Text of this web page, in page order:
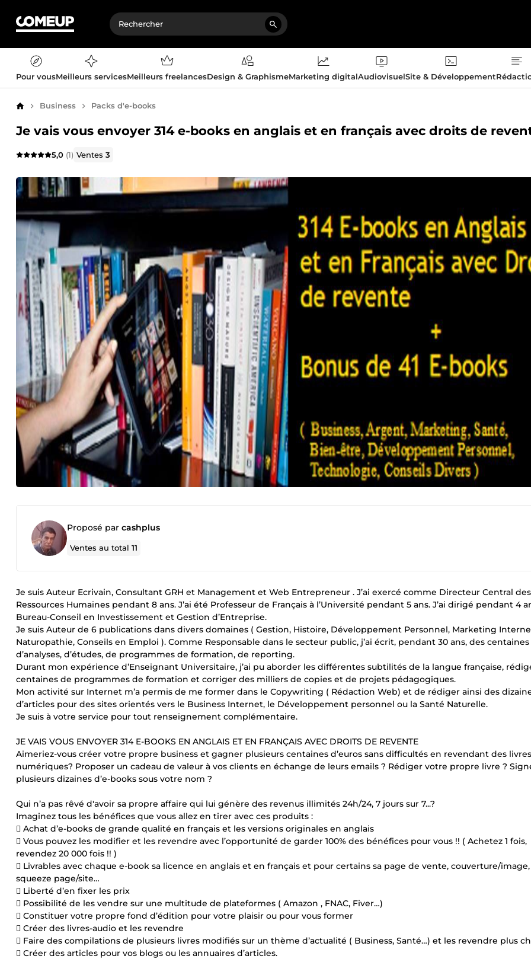
Pour vousMeilleurs servicesMeilleurs freelancesDesign & GraphismeMarketing digitalAudiovisuelSite & Développement
AccueilBusiness Packs d'e-books
Je vais vous envoyer 314 e-books en anglais et en français avec droits de
5,0 (1) Ventes3
Proposé par cashplus
Ventes au total11
Je suis Auteur Ecrivain, Consultant GRH et Management et Web Entrepreneur . J’ai exercé comme Directeur Central des
Ressources Humaines pendant 8 ans. J’ai été Professeur de Français à l’Université pendant 5 ans. J’ai dirigé pendant 4
Bureau-Conseil en Investissement et Gestion d’Entreprise.
Je suis Auteur de 6 publications dans divers domaines ( Gestion, Histoire, Développement Personnel, Marketing
Naturopathie, Conseils en Emploi ). Comme Responsable dans le secteur public, j’ai écrit, pendant 30 ans, des centaines
d’analyses, d’études, de programmes de formation, de reporting.
Durant mon expérience d’Enseignant Universitaire, j’ai pu aborder les différentes subtilités de la langue française,
centaines de programmes de formation et corriger des milliers de copies et de projets pédagogiques.
Mon activité sur Internet m’a permis de me former dans le Copywriting ( Rédaction Web) et de rédiger ainsi des
d’articles pour des sites orientés vers le Business Internet, le Développement personnel ou la Santé Naturelle.
Je suis à votre service pour tout renseignement complémentaire.
JE VAIS VOUS ENVOYER 314 E-BOOKS EN ANGLAIS ET EN FRANÇAIS AVEC DROITS DE REVENTE
Aimeriez-vous créer votre propre business et gagner plusieurs centaines d’euros sans difficultés en revendant des livres
numériques? Proposer un cadeau de valeur à vos clients en échange de leurs emails ? Rédiger votre propre livre ?
plusieurs dizaines d’e-books sous votre nom ?
Qui n’a pas rêvé d'avoir sa propre affaire qui lui génère des revenus illimités 24h/24, 7 jours sur 7...?
Imaginez tous les bénéfices que vous allez en tirer avec ces produits :
 Achat d’e-books de grande qualité en français et les versions originales en anglais
 Vous pouvez les modifier et les revendre avec l’opportunité de garder 100% des bénéfices pour vous !! ( Achetez 1 fois,
revendez 20 000 fois !! )
 Livrables avec chaque e-book sa licence en anglais et en français et pour certains sa page de vente, couverture/image,
squeeze page/site…
 Liberté d’en fixer les prix
 Possibilité de les vendre sur une multitude de plateformes ( Amazon , FNAC, Fiver…)
 Constituer votre propre fond d’édition pour votre plaisir ou pour vous former
 Créer des livres-audio et les revendre
 Faire des compilations de plusieurs livres modifiés sur un thème d’actualité ( Business, Santé…) et les revendre plus
 Créer des articles pour vos blogs ou les annuaires d’articles.